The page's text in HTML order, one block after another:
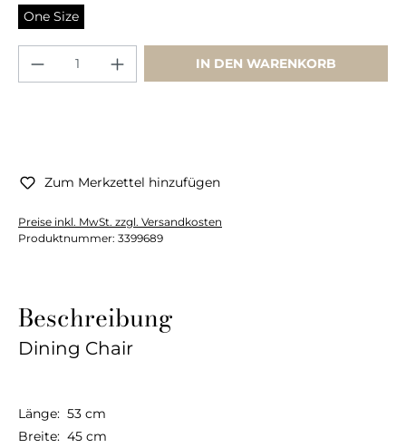
One Size
IN DEN WARENKORB
Zum Merkzettel hinzufügen
Preise inkl. MwSt. zzgl. Versandkosten
Produktnummer: 3399689
Beschreibung
Dining Chair
Länge: 53 cm
Breite: 45 cm